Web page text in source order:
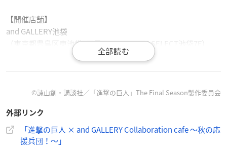
【開催店舗】
and GALLERY池袋
（東京都豊島区東池袋1丁目5-7 LABI1 LIFE SELECT池袋7F​）
（愛知県名古屋市中区大須3-30-40）
©諫山創・講談社／「進撃の巨人」The Final Season製作委員会
外部リンク
「進撃の巨人 × and GALLERY Collaboration cafe 〜秋の応
援兵団！〜」